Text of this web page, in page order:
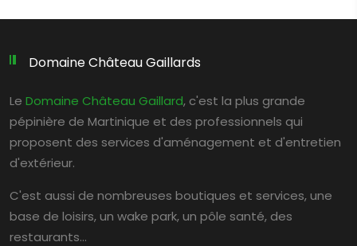
Domaine Château Gaillards
Le Domaine Château Gaillard, c'est la plus grande
pépinière de Martinique et des professionnels qui
proposent des services d'aménagement et d'entretien
d'extérieur.
C'est aussi de nombreuses boutiques et services, une
base de loisirs, un wake park, un pôle santé, des
restaurants…